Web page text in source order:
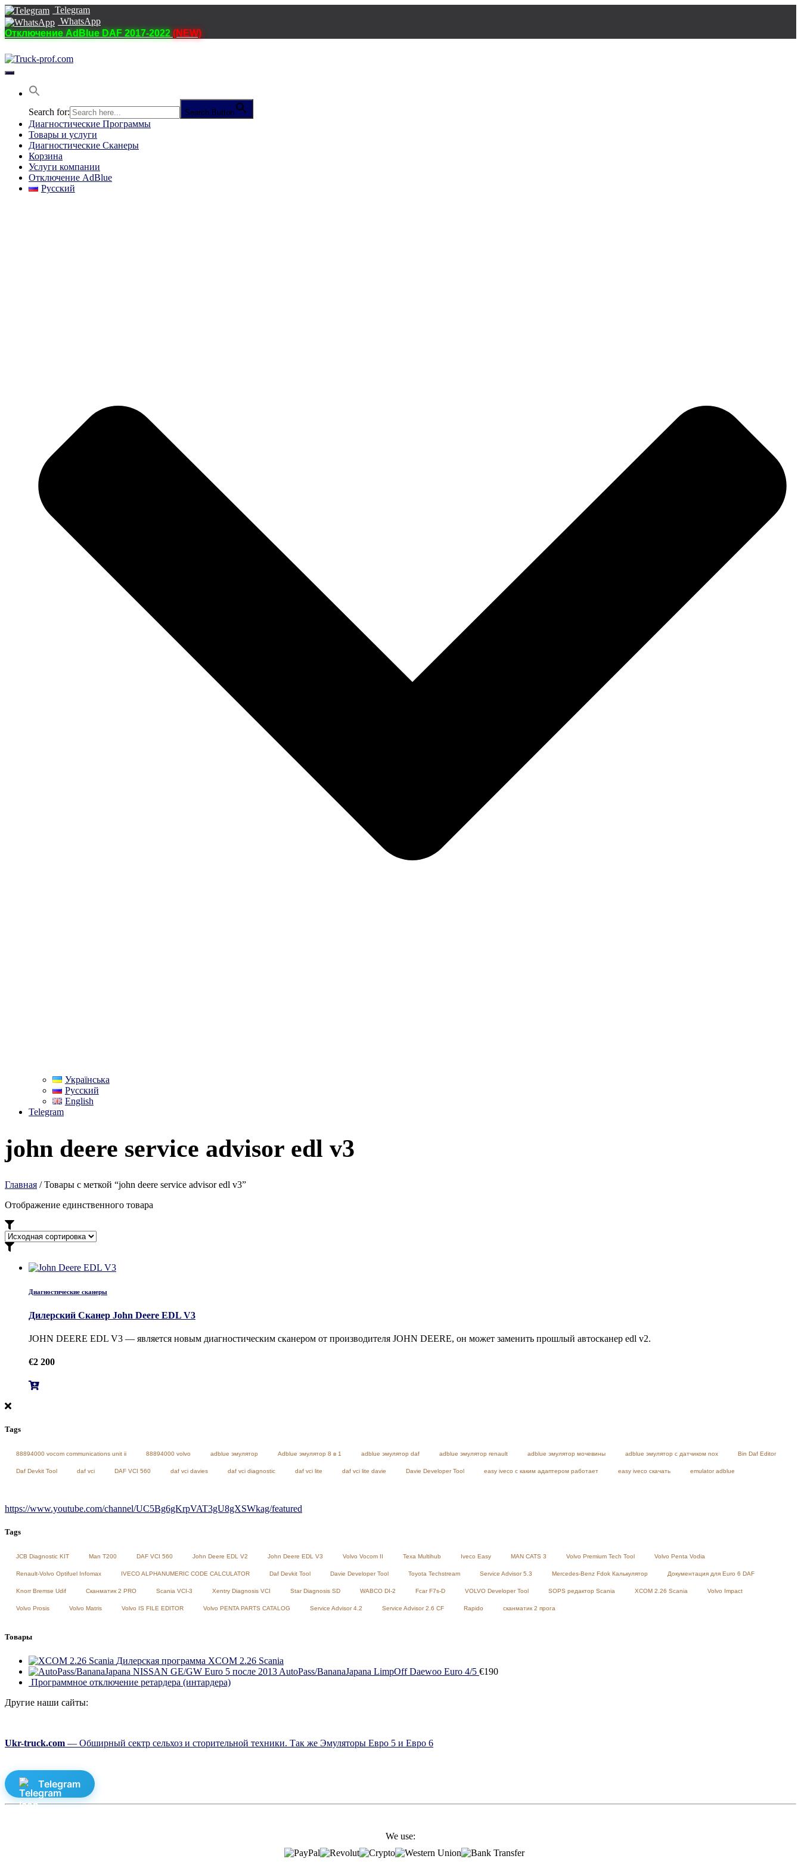
Telegram
WhatsApp
Отключение AdBlue DAF 2017-2022 (NEW)
Переключить
навигацию
Search for: Search Button
Диагностические Программы
Товары и услуги
Диагностические Сканеры
Корзина
Услуги компании
Отключение AdBlue
Русский
Українська
Русский
English
Telegram
john deere service advisor edl v3
Главная / Товары с меткой “john deere service advisor edl v3”
Отображение единственного товара
Диагностические сканеры
Дилерский Сканер John Deere EDL V3
JOHN DEERE EDL V3 — является новым диагностическим сканером от производителя JOHN DEERE, он может заменить прошлый автосканер edl v2.
€2 200
Tags
88894000 vocom communications unit ii 88894000 volvo adblue эмулятор Adblue эмулятор 8 в 1 adblue эмулятор daf adblue эмулятор renault adblue эмулятор мочевины adblue эмулятор с датчиком nox Bin Daf Editor
Daf Devkit Tool daf vci DAF VCI 560 daf vci davies daf vci diagnostic daf vci lite daf vci lite davie Davie Developer Tool easy iveco с каким адаптером работает easy iveco скачать emulator adblue
https://www.youtube.com/channel/UC5Bg6gKrpVAT3gU8gXSWkag/featured
Tags
JCB Diagnostic KIT Man T200 DAF VCI 560 John Deere EDL V2 John Deere EDL V3 Volvo Vocom II Texa Multihub Iveco Easy MAN CATS 3 Volvo Premium Tech Tool Volvo Penta Vodia
Renault-Volvo Optifuel Infomax IVECO ALPHANUMERIC CODE CALCULATOR Daf Devkit Tool Davie Developer Tool Toyota Techstream Service Advisor 5.3 Mercedes-Benz Fdok Калькулятор Документация для Euro 6 DAF
Knorr Bremse Udif Сканматик 2 PRO Scania VCI-3 Xentry Diagnosis VCI Star Diagnosis SD WABCO DI-2 Fcar F7s-D VOLVO Developer Tool SOPS редактор Scania XCOM 2.26 Scania Volvo Impact
Volvo Prosis Volvo Matris Volvo IS FILE EDITOR Volvo PENTA PARTS CATALOG Service Advisor 4.2 Service Advisor 2.6 CF Rapido сканматик 2 прога
Товары
Дилерская программа XCOM 2.26 Scania
AutoPass/BananaJapana LimpOff Daewoo Euro 4/5 €190
Программное отключение ретардера (интардера)
Другие наши сайты:
Ukr-truck.com — Обширный сектр сельхоз и сторительной техники. Так же Эмуляторы Евро 5 и Евро 6
Telegram
We use: